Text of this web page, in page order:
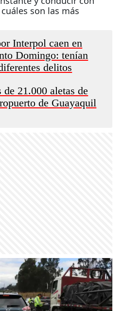
son las más
Interpol caen en
Domingo: tenían
delitos
de 21.000 aletas de
de Guayaquil